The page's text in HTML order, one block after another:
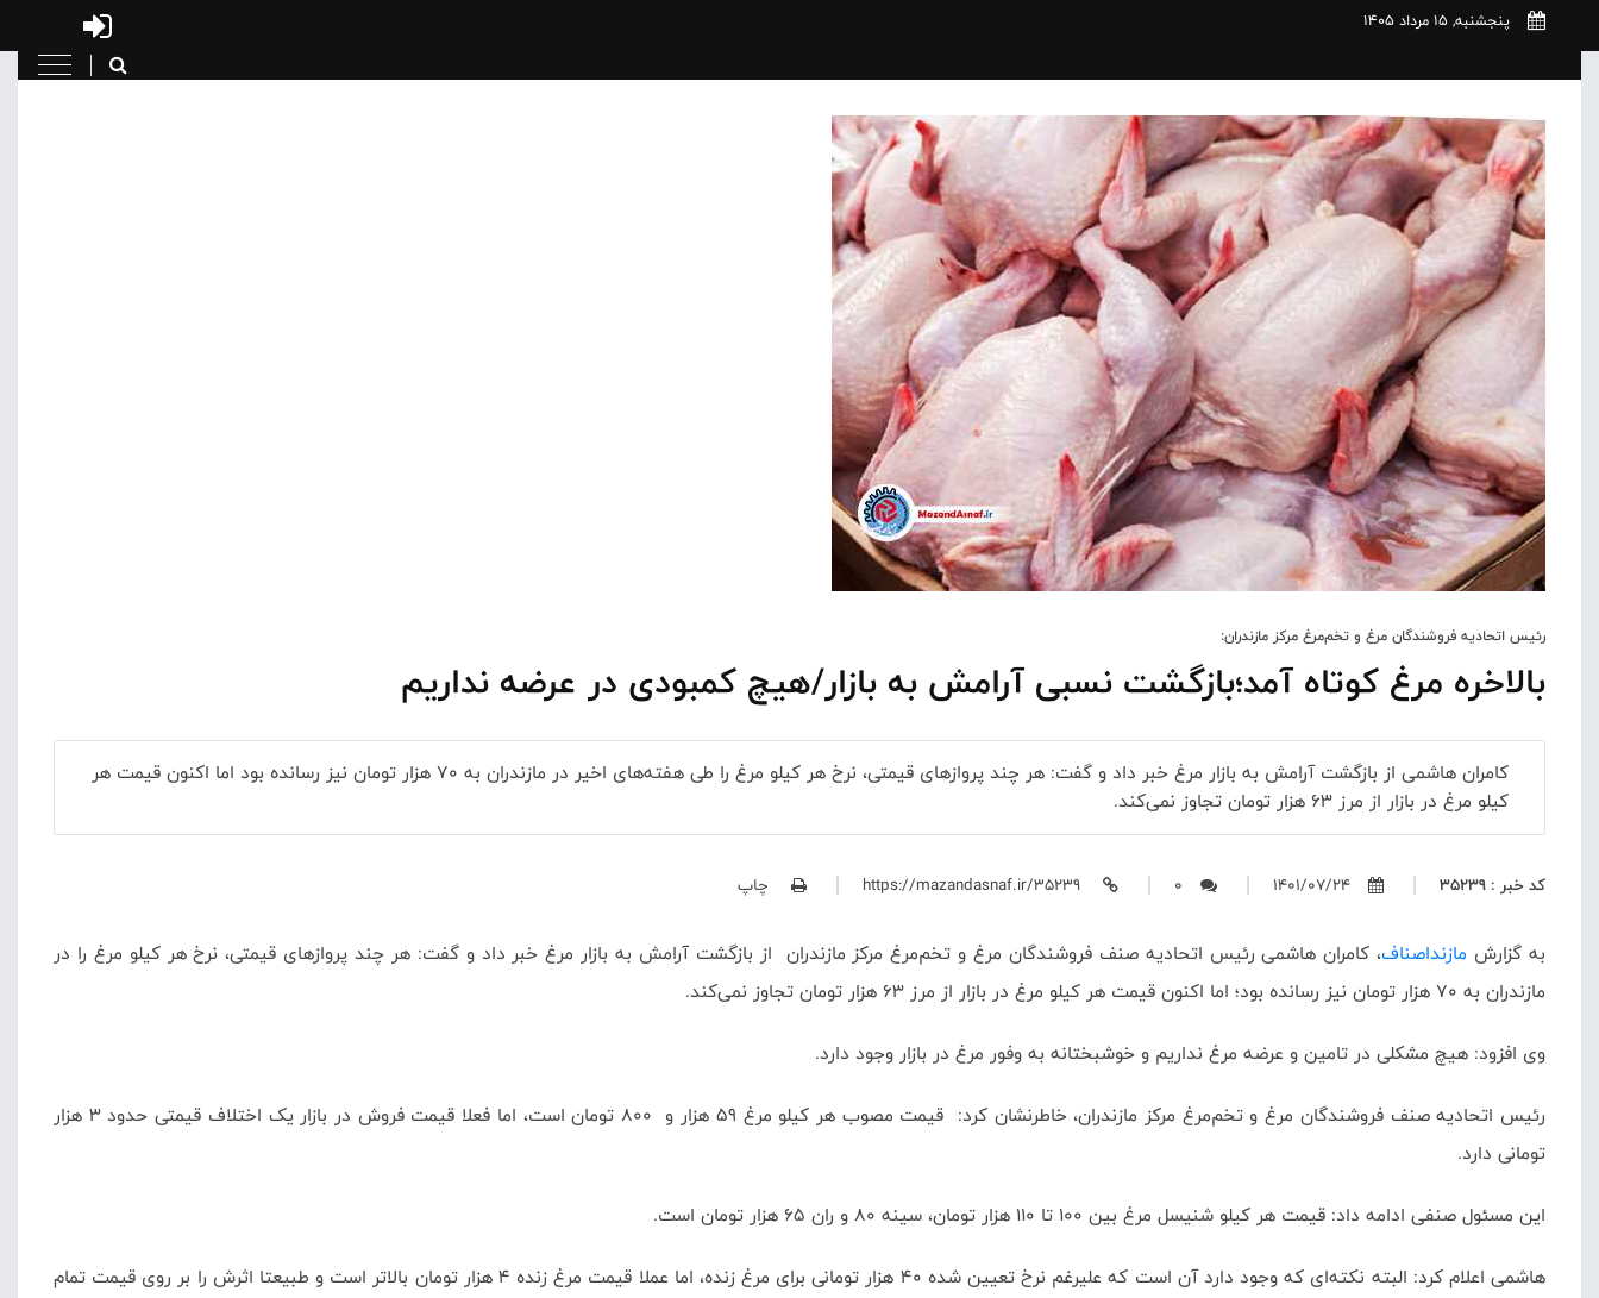
پنجشنبه, 15 مرداد 1405
رئیس اتحادیه فروشندگان مرغ و تخم‌مرغ مرکز مازندران:
بالاخره مرغ کوتاه آمد؛بازگشت نسبی آرامش به بازار/هیچ کمبودی در عرضه نداریم
کامران هاشمی از بازگشت آرامش به بازار مرغ خبر داد و گفت: هر چند پروازهای قیمتی، نرخ هر کیلو مرغ را طی هفته‌های اخیر در مازندران به 70 هزار تومان نیز رسانده بود اما اکنون قیمت هر
کیلو مرغ در بازار از مرز 63 هزار تومان تجاوز نمی‌کند.
کد خبر : 35239 1401/07/24
0 چاپ
به گزارش مازنداصناف، کامران هاشمی رئیس اتحادیه صنف فروشندگان مرغ و تخم‌مرغ مرکز مازندران از بازگشت آرامش به بازار مرغ خبر داد و گفت: هر چند پروازهای قیمتی، نرخ هر کیلو مرغ را در
مازندران به 70 هزار تومان نیز رسانده بود؛ اما اکنون قیمت هر کیلو مرغ در بازار از مرز 63 هزار تومان تجاوز نمی‌کند.
وی افزود: هیچ مشکلی در تامین و عرضه مرغ نداریم و خوشبختانه به وفور مرغ در بازار وجود دارد.
رئیس اتحادیه صنف فروشندگان مرغ و تخم‌مرغ مرکز مازندران، خاطرنشان کرد:
قیمت مصوب هر کیلو مرغ 59 هزار و 800 تومان است، اما فعلا قیمت فروش در بازار یک اختلاف قیمتی حدود 3 هزار
تومانی دارد.
این مسئول صنفی ادامه داد: قیمت هر کیلو شنیسل مرغ بین 100 تا 110 هزار تومان، سینه 80 و ران 65 هزار تومان است.
هاشمی اعلام کرد:
البته نکته‌ای که وجود دارد آن است که علیرغم نرخ تعیین شده 40 هزار تومانی برای مرغ زنده، اما عملا قیمت مرغ زنده 4 هزار تومان بالاتر است و طبیعتا اثرش را بر روی قیمت تمام